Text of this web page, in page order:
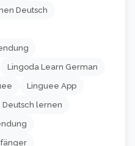
Deutsch
Lingoda Learn German
Linguee App
Deutsch lernen